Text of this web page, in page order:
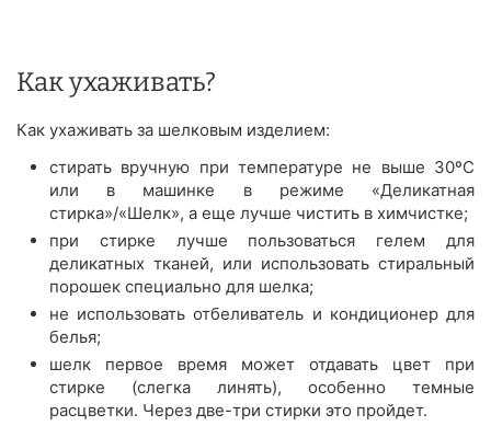
Как ухаживать?
Как ухаживать за шелковым изделием:
стирать вручную при температуре не выше 30ºС
или в машинке в режиме «Деликатная
стирка»/«Шелк», а еще лучше чистить в химчистке;
при стирке лучше пользоваться гелем для
деликатных тканей, или использовать стиральный
порошек специально для шелка;
не использовать отбеливатель и кондиционер для
белья;
шелк первое время может отдавать цвет при
стирке (слегка линять), особенно темные
расцветки. Через две-три стирки это пройдет.